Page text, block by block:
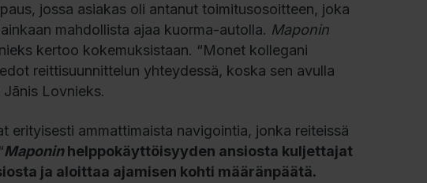
jossa asiakas oli antanut toimitusosoitteen, joka
mahdollista ajaa kuorma-autolla. Maponin
kertoo kokemuksistaan. “Monet kollegani
reittisuunnittelun yhteydessä, koska sen avulla
Lovnieks.
erityisesti ammattimaista navigointia, jonka reiteissä
Maponinhelppokäyttöisyyden ansiosta kuljettajat
ja aloittaa ajamisen kohti määränpäätä.